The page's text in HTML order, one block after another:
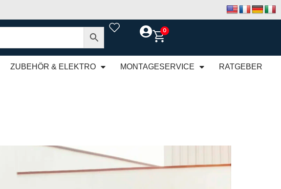
0
ZUBEHÖR & ELEKTRO MONTAGESERVICE RATGEBER